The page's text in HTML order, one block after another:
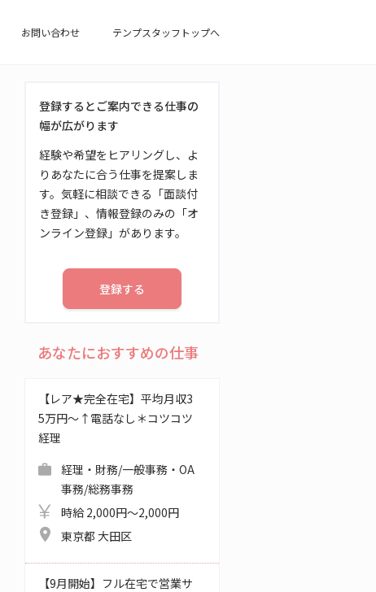
お問い合わせ テンプスタッフトップへ
登録するとご案内できる仕事の
幅が広がります
経験や希望をヒアリングし、よ
りあなたに合う仕事を提案しま
す。気軽に相談できる「面談付
き登録」、情報登録のみの「オ
ンライン登録」があります。
登録する
あなたにおすすめの仕事
【レア★完全在宅】平均月収3
5万円～↑電話なし＊コツコツ
経理
経理・財務/一般事務・OA
事務/総務事務
時給 2,000円～2,000円
東京都 大田区
【9月開始】フル在宅で営業サ